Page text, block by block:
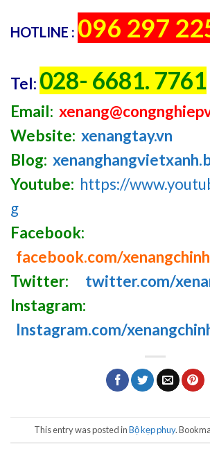
HOTLINE : 096 297
Tel: 028- 6681. 7761
Email:
Website: xenangtay.vn
Blog:
Youtube: https://
g
Facebook:
facebook.com/
Twitter:
twitter.com/
Instagram:
Instagram.com/
This entry was posted inBộ kẹp phuy.